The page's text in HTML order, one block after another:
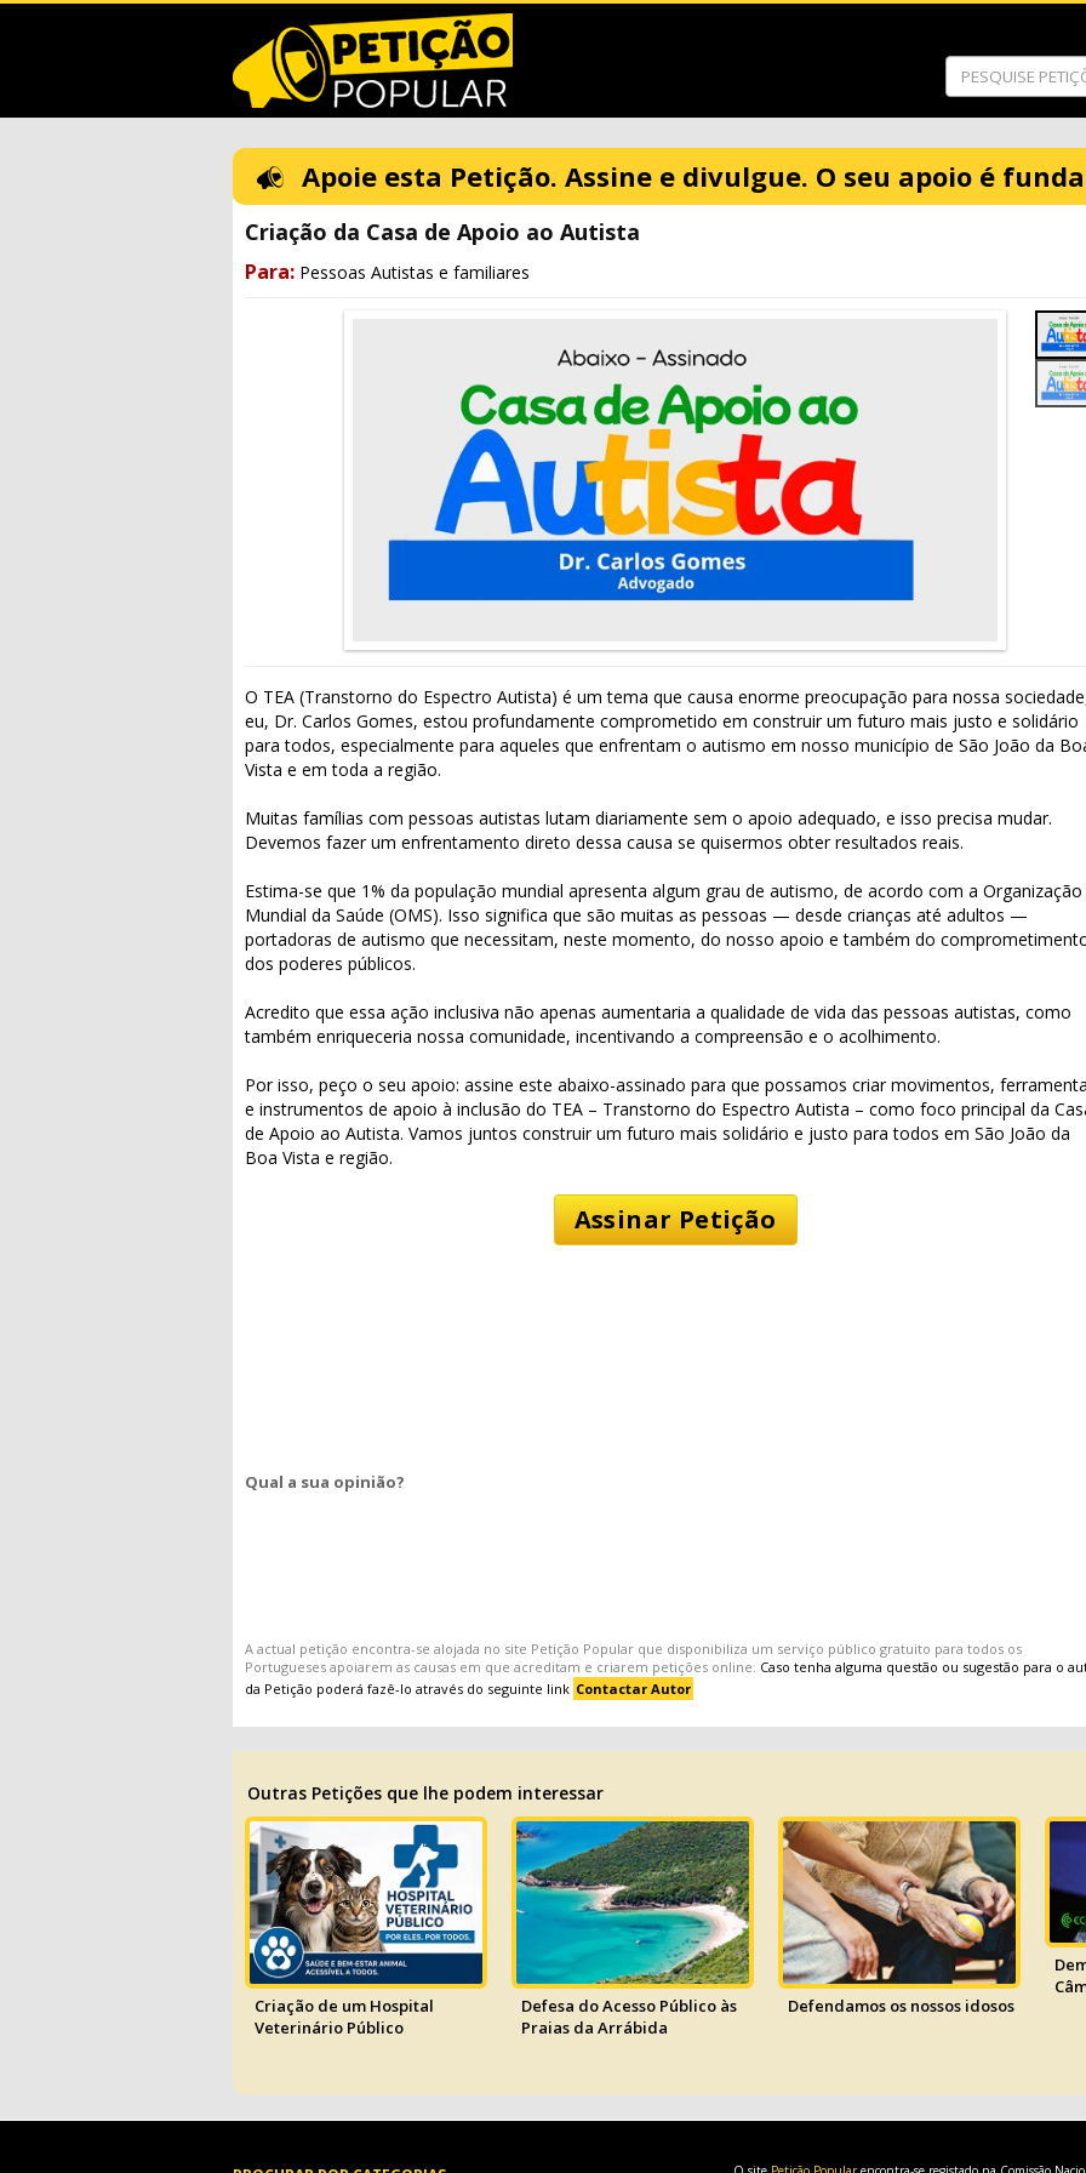
Apoie esta Petição. Assine e divulgue. O seu apoio é
Criação da Casa de Apoio ao Autista
Para: Pessoas Autistas e familiares
O TEA (Transtorno do Espectro Autista) é um tema que causa enorme preocupação para nossa
eu, Dr. Carlos Gomes, estou profundamente comprometido em construir um futuro mais justo e solidário
para todos, especialmente para aqueles que enfrentam o autismo em nosso município de São João da
Vista e em toda a região.
Muitas famílias com pessoas autistas lutam diariamente sem o apoio adequado, e isso precisa mudar.
Devemos fazer um enfrentamento direto dessa causa se quisermos obter resultados reais.
Estima-se que 1% da população mundial apresenta algum grau de autismo, de acordo com a Organização
Mundial da Saúde (OMS). Isso significa que são muitas as pessoas — desde crianças até adultos —
portadoras de autismo que necessitam, neste momento, do nosso apoio e também do
dos poderes públicos.
Acredito que essa ação inclusiva não apenas aumentaria a qualidade de vida das pessoas autistas, como
também enriqueceria nossa comunidade, incentivando a compreensão e o acolhimento.
Por isso, peço o seu apoio: assine este abaixo-assinado para que possamos criar movimentos,
e instrumentos de apoio à inclusão do TEA – Transtorno do Espectro Autista – como foco principal da
de Apoio ao Autista. Vamos juntos construir um futuro mais solidário e justo para todos em São João da
Boa Vista e região.
Assinar Petição
Qual a sua opinião?
A actual petição encontra-se alojada no site Petição Popular que disponibiliza um serviço público gratuito para todos os
Portugueses apoiarem as causas em que acreditam e criarem petições online. Caso tenha alguma questão ou sugestão para o
da Petição poderá fazê-lo através do seguinte link Contactar Autor
Outras Petições que lhe podem interessar
Criação de um Hospital
Veterinário Público
Defesa do Acesso Público às
Praias da Arrábida
Defendamos os nossos idosos